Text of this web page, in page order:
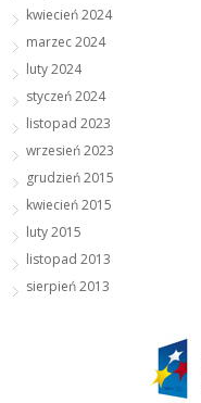
kwiecień 2024
marzec 2024
luty 2024
styczeń 2024
listopad 2023
wrzesień 2023
grudzień 2015
kwiecień 2015
luty 2015
listopad 2013
sierpień 2013